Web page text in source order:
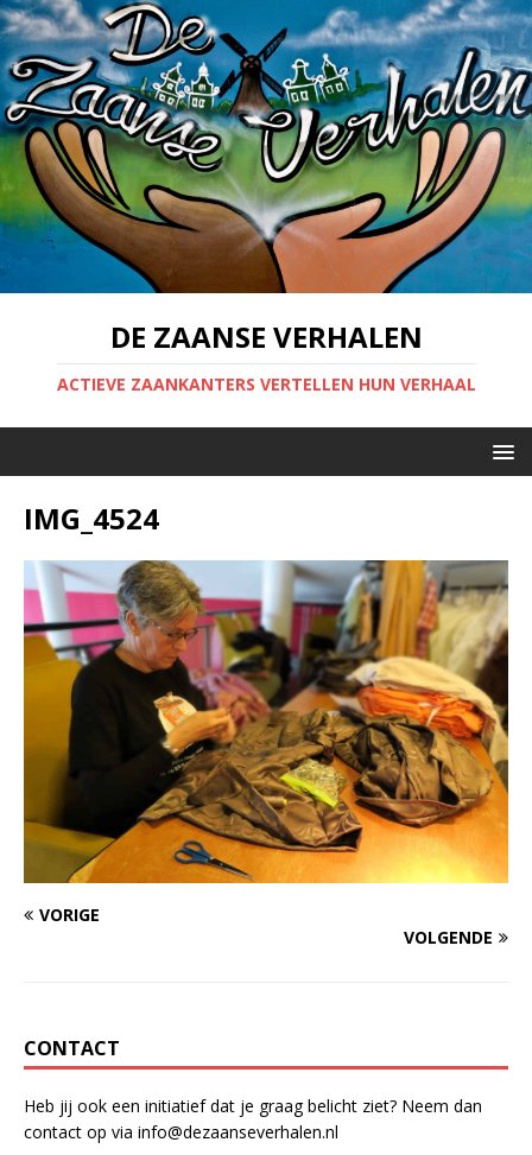
DE ZAANSE VERHALEN
ACTIEVE ZAANKANTERS VERTELLEN HUN VERHAAL
IMG_4524
VORIGE
VOLGENDE
CONTACT
Heb jij ook een initiatief dat je graag belicht ziet? Neem dan
contact op via info@dezaanseverhalen.nl